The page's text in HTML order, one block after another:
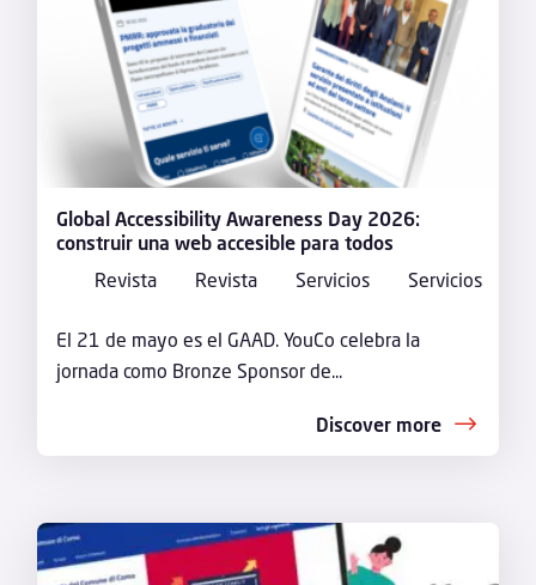
Global Accessibility Awareness Day 2026:
construir una web accesible para todos
Revista
Revista Servicios Servicios
El 21 de mayo es el GAAD. YouCo celebra la
jornada como Bronze Sponsor de...
Discover more